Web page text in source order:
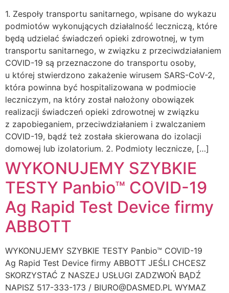
1. Zespoły transportu sanitarnego, wpisane do wykazu
podmiotów wykonujących działalność leczniczą, które
będą udzielać świadczeń opieki zdrowotnej, w tym
transportu sanitarnego, w związku z przeciwdziałaniem
COVID-19 są przeznaczone do transportu osoby,
u której stwierdzono zakażenie wirusem SARS-CoV-2,
która powinna być hospitalizowana w podmiocie
leczniczym, na który został nałożony obowiązek
realizacji świadczeń opieki zdrowotnej w związku
z zapobieganiem, przeciwdziałaniem i zwalczaniem
COVID-19, bądź też została skierowana do izolacji
domowej lub izolatorium. 2. Podmioty lecznicze, […]
WYKONUJEMY SZYBKIE
TESTY Panbio™ COVID-19
Ag Rapid Test Device firmy
ABBOTT
WYKONUJEMY SZYBKIE TESTY Panbio™ COVID-19
Ag Rapid Test Device firmy ABBOTT JEŚLI CHCESZ
SKORZYSTAĆ Z NASZEJ USŁUGI ZADZWOŃ BĄDŹ
NAPISZ 517-333-173 / BIURO@DASMED.PL WYMAZ